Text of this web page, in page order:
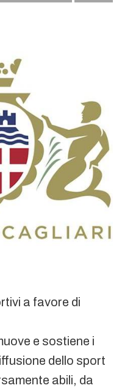
a favore di
e sostiene i
dello sport
abili, da